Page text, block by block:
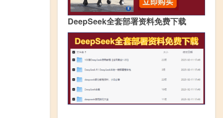
DeepSeek全套部署资料免费下载